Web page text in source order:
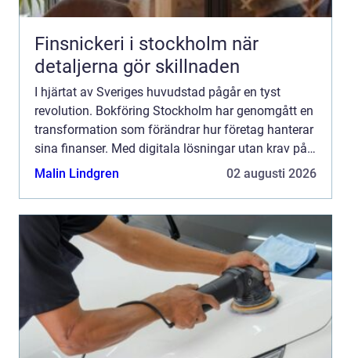
Finsnickeri i stockholm när
detaljerna gör skillnaden
I hjärtat av Sveriges huvudstad pågår en tyst
revolution. Bokföring Stockholm har genomgått en
transformation som förändrar hur företag hanterar
sina finanser. Med digitala lösningar utan krav på
...
Malin Lindgren 02 augusti 2026